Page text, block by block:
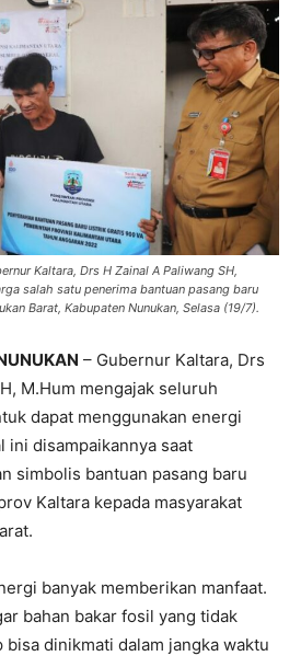
Kaltara, Drs H Zainal A Paliwang SH,
salah satu penerima bantuan pasang baru
Barat, Kabupaten Nunukan, Selasa (19/7).
– Gubernur Kaltara, Drs
M.Hum mengajak seluruh
dapat menggunakan energi
ini disampaikannya saat
simbolis bantuan pasang baru
Kaltara kepada masyarakat
banyak memberikan manfaat.
bahan bakar fosil yang tidak
dinikmati dalam jangka waktu